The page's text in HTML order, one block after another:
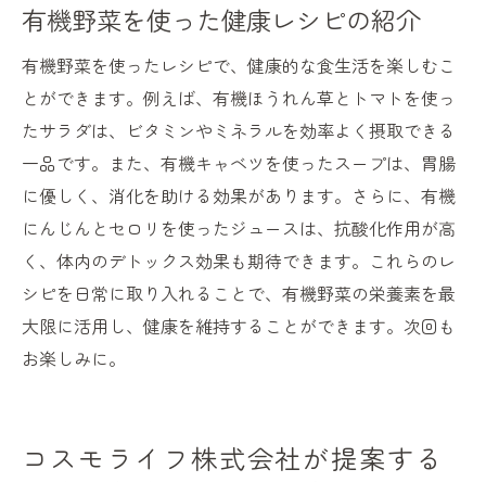
有機野菜を使った健康レシピの紹介
有機野菜を使ったレシピで、健康的な食生活を楽しむこ
とができます。例えば、有機ほうれん草とトマトを使っ
たサラダは、ビタミンやミネラルを効率よく摂取できる
一品です。また、有機キャベツを使ったスープは、胃腸
に優しく、消化を助ける効果があります。さらに、有機
にんじんとセロリを使ったジュースは、抗酸化作用が高
く、体内のデトックス効果も期待できます。これらのレ
シピを日常に取り入れることで、有機野菜の栄養素を最
大限に活用し、健康を維持することができます。次回も
お楽しみに。
コスモライフ株式会社が提案する